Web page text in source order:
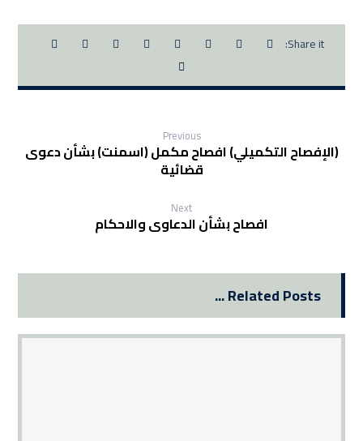
Previous
(الإفصاح التكميلي) افصاح مكمل (اسمنت) بشأن دعوى
قضائية
Next
افصاح بشأن الدعاوى والاحكام
Related Posts ...